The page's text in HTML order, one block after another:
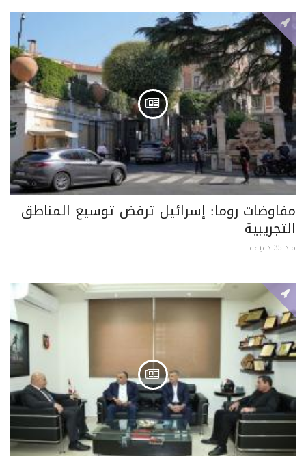
مفاوضات روما: إسرائيل ترفض توسيع المناطق
التجريبية
منذ 35 دقيقة